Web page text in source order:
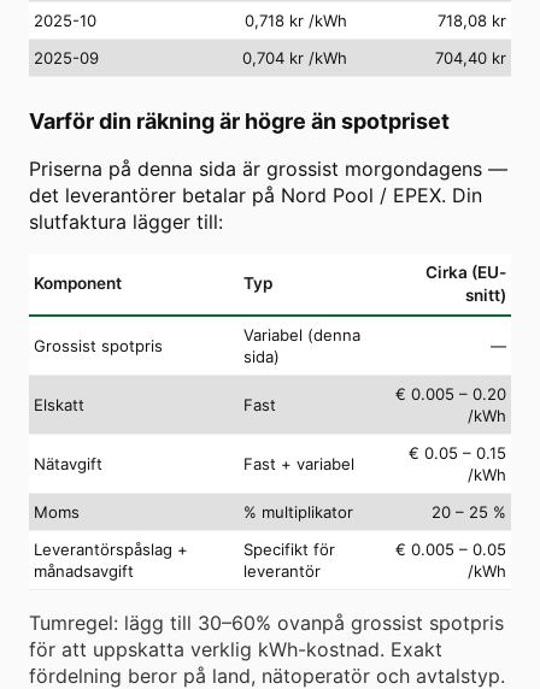
2025-10
0,718 kr /kWh
718,08 kr
2025-09
0,704 kr /kWh 704,40 kr
Varför din räkning är högre än spotpriset
Priserna på denna sida är grossist morgondagens —
det leverantörer betalar på Nord Pool / EPEX. Din
slutfaktura lägger till:
Komponent Typ
Cirka (EU-
snitt)
Grossist spotpris
Variabel (denna
sida)
—
Elskatt Fast
€ 0.005 – 0.20
/kWh
Nätavgift Fast + variabel
€ 0.05 – 0.15
/kWh
Moms
% multiplikator
20 – 25 %
Leverantörspåslag +
månadsavgift
Specifikt för
leverantör
€ 0.005 – 0.05
/kWh
Tumregel: lägg till 30–60% ovanpå grossist spotpris
för att uppskatta verklig kWh-kostnad. Exakt
fördelning beror på land, nätoperatör och avtalstyp.